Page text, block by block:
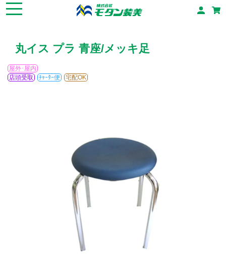
丸イス プラ 青座/メッキ足
屋外･屋内
店頭受取
ﾁｬｰﾀｰ便 宅配OK